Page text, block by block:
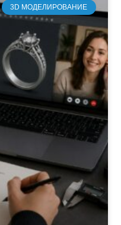
3D МОДЕЛИРОВАНИЕ